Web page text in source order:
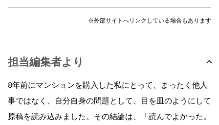
※外部サイトへリンクしている場合もあります
担当編集者より
8年前にマンションを購入した私にとって、まったく他人
事ではなく、自分自身の問題として、目を皿のようにして
原稿を読み込みました。その結論は、「読んでよかった。